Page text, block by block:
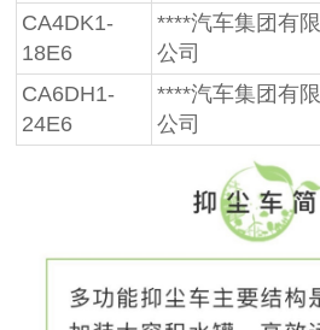
CA4DK1-
18E6
****汽车集团有限
公司
CA6DH1-
24E6
****汽车集团有限
公司